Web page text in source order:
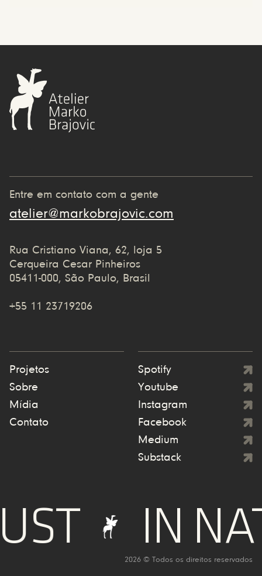
Entre em contato com a gente
atelier@markobrajovic.com
Rua Cristiano Viana, 62, loja 5
Cerqueira Cesar Pinheiros
05411-000, São Paulo, Brasil
+55 11 23719206
Projetos
Sobre
Mídia
Contato
Spotify
Youtube
Instagram
Facebook
Medium
Substack
IN
2026 © Todos os direitos reservados